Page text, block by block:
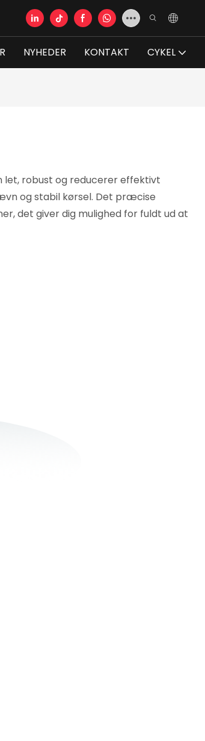
NYHEDER KONTAKT CYKEL
let, robust og reducerer effektivt
og stabil kørsel. Det præcise
det giver dig mulighed for fuldt ud at